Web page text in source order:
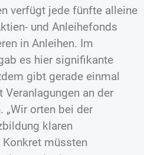
verfügt jede fünfte alleine
und Anleihefonds
in Anleihen. Im
es hier signifikante
gibt gerade einmal
an der
„Wir orten bei der
klaren
müssten